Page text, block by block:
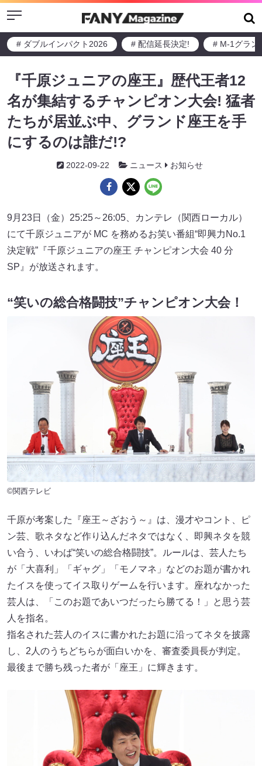
Menu
# ダブルインパクト2026 # 配信延長決定! # M-1グラン
『千原ジュニアの座王』歴代王者12
名が集結するチャンピオン大会! 猛者
たちが居並ぶ中、グランド座王を手
にするのは誰だ!?
2022-09-22 ニュース お知らせ
9月23日（金）25:25～26:05、カンテレ（関西ローカル）
にて千原ジュニアが MC を務めるお笑い番組“即興力No.1
決定戦”『千原ジュニアの座王 チャンピオン大会 40 分
SP』が放送されます。
“笑いの総合格闘技”チャンピオン大会！
©関西テレビ
千原が考案した『座王～ざおう～』は、漫才やコント、ピ
ン芸、歌ネタなど作り込んだネタではなく、即興ネタを競
い合う、いわば“笑いの総合格闘技”。ルールは、芸人たち
が「大喜利」「ギャグ」「モノマネ」などのお題が書かれ
たイスを使ってイス取りゲームを行います。座れなかった
芸人は、「このお題であいつだったら勝てる！」と思う芸
人を指名。
指名された芸人のイスに書かれたお題に沿ってネタを披露
し、2人のうちどちらが面白いかを、審査委員長が判定。
最後まで勝ち残った者が「座王」に輝きます。